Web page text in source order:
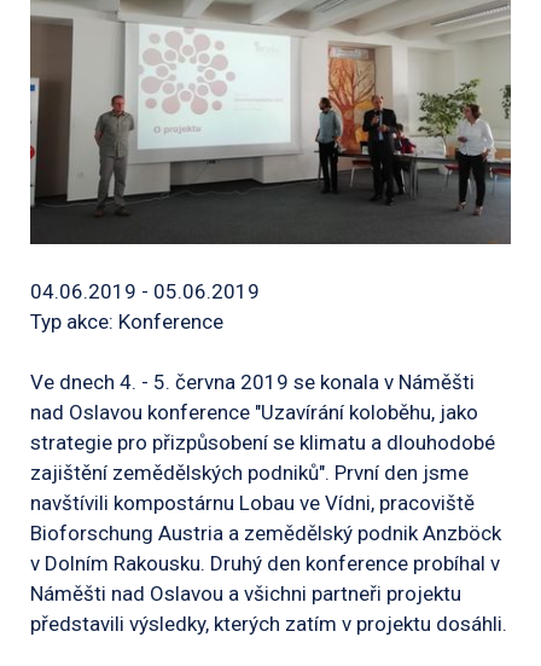
04.06.2019 - 05.06.2019
Typ akce: Konference
Ve dnech 4. - 5. června 2019 se konala v Náměšti
nad Oslavou konference "Uzavírání koloběhu, jako
strategie pro přizpůsobení se klimatu a dlouhodobé
zajištění zemědělských podniků". První den jsme
navštívili kompostárnu Lobau ve Vídni, pracoviště
Bioforschung Austria a zemědělský podnik Anzböck
v Dolním Rakousku. Druhý den konference probíhal v
Náměšti nad Oslavou a všichni partneři projektu
představili výsledky, kterých zatím v projektu dosáhli.